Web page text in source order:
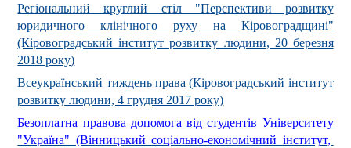
Регіональний круглий стіл "Перспективи розвитку
юридичного клінічного руху на Кіровоградщині"
(Кіровоградський інститут розвитку людини, 20 березня
2018 року)
Всеукраїнський тиждень права (Кіровоградський інститут
розвитку людини, 4 грудня 2017 року)
Безоплатна правова допомога від студентів Університету
"Україна" (Вінницький соціально-економічний інститут,